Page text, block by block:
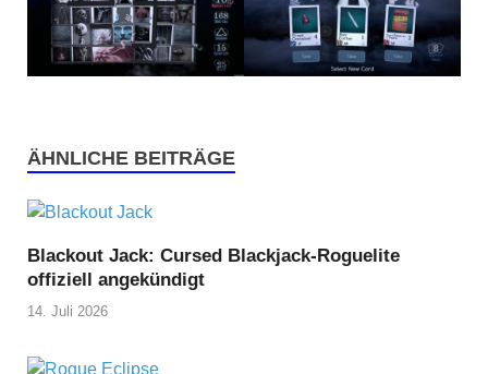
ÄHNLICHE BEITRÄGE
Blackout Jack: Cursed Blackjack-Roguelite
offiziell angekündigt
14. Juli 2026